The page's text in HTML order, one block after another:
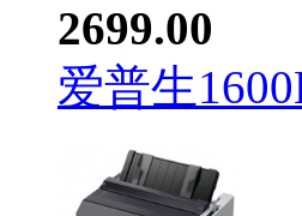
2699.00
爱普生